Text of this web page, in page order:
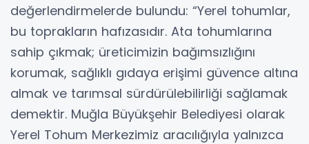
değerlendirmelerde bulundu: “Yerel tohumlar,
bu toprakların hafızasıdır. Ata tohumlarına
sahip çıkmak; üreticimizin bağımsızlığını
korumak, sağlıklı gıdaya erişimi güvence altına
almak ve tarımsal sürdürülebilirliği sağlamak
demektir. Muğla Büyükşehir Belediyesi olarak
Yerel Tohum Merkezimiz aracılığıyla yalnızca